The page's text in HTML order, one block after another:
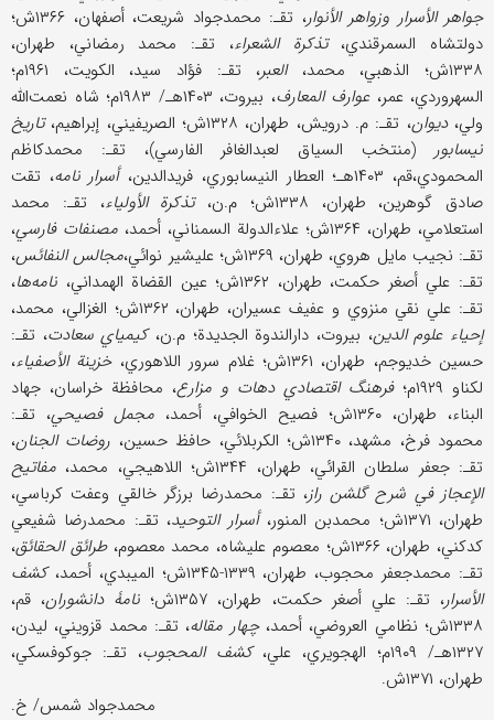
جواهر الأسرار وزواهر الأنوار
، تقـ: محمدجواد شریعت، أصفهان، ۱۳۶۶ش؛
دولتشاه السمرقندي،تذکرة الشعراء، تقـ: محمد رمضاني، طهران،
۱۳۳۸ش؛ الذهبي، محمد،
العبر
، تقـ: فؤاد سید، الکویت، ۱۹۶۱م؛
السهروردي، عمر،عوارف المعارف
، بیروت، ۱۴۰۳هـ/ ۱۹۸۳م؛ شاه نعمت‌الله
ولي،دیوان، تقـ: م. درویش، طهران، ۱۳۲۸ش؛ الصریفیني، إبراهیم،
تاریخ
نیسابور (منتخب السیاق لعبدالغافر الفارسي)، تقـ: محمدکاظم
المحمودي،قم، ۱۴۰۳هـ؛ العطار النیسابوري، فریدالدین،
أسرار نامه، تقت
صادق گوهرین، طهران، ۱۳۳۸ش؛ م.ن،
تذکرة الأولیاء، تقـ: محمد
استعلامي، طهران، ۱۳۶۴ش؛ علاءالدولة السمناني، أحمد،
مصنفات فارسي،
تقـ: نجیب مایل هروي، طهران، ۱۳۶۹ش؛ علیشیر نوائي،
مجالس النفائس،
تقـ: علي أصغر حکمت، طهران، ۱۳۶۲ش؛ عین القضاة الهمداني،
نامه‌ها،
تقـ: علي نقي منزوي و عفیف عسیران، طهران، ۱۳۶۲ش؛ الغزالي، محمد،
إحیاء علوم الدین، بیروت، دارالندوة الجدیدة؛ م.ن،کیمیاي سعادت، تقـ:
حسین خدیوجم، طهران، ۱۳۶۱ش؛ غلام سرور اللاهوري،
خزینة الأصفیاء،
لکناو ۱۹۲۹م؛
فرهنگ اقتصادي دهات و مزارع، محافظة خراسان، جهاد
البناء، طهران، ۱۳۶۰ش؛ فصیح الخوافي، أحمد،
مجمل فصیحي، تقـ:
محمود فرخ، مشهد، ۱۳۴۰ش؛ الکربلائي، حافظ حسین،
روضات الجنان،
تقـ: جعفر سلطان القرائي، طهران، ۱۳۴۴ش؛ اللاهیجي، محمد،
مفاتیح
الإعجاز في شرح گلشن راز، تقـ: محمدرضا برزگر خالقي وعفت کرباسي،
طهران، ۱۳۷۱ش؛ محمدبن المنور،
أسرار التوحید، تقـ: محمدرضا شفیعي
کدکني، طهران، ۱۳۶۶ش؛ معصوم علیشاه، محمد معصوم،
طرائق الحقائق،
تقـ: محمدجعفر محجوب، طهران، ۱۳۳۹-۱۳۴۵ش؛ المیبدي، أحمد،
کشف
الأسرار، تقـ: علي أصغر حکمت، طهران، ۱۳۵۷ش؛ نامۀ دانشوران، قم،
۱۳۳۸ش؛ نظامي العروضي، أحمد،
چهار مقاله، تقـ: محمد قزویني، لیدن،
۱۳۲۷هـ/ ۱۹۰۹م؛ الهجویري، علي،
کشف المحجوب، تقـ: جوکوفسکي،
طهران، ۱۳۷۱ش.
محمدجواد شمس/ خ.